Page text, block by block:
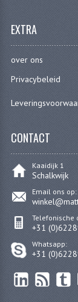
EXTRA
over ons
Privacybeleid
CONTACT
Kaaidijk 1
Schalkwijk
Email ons op:
Telefonische
+31
Whatsapp:
+31